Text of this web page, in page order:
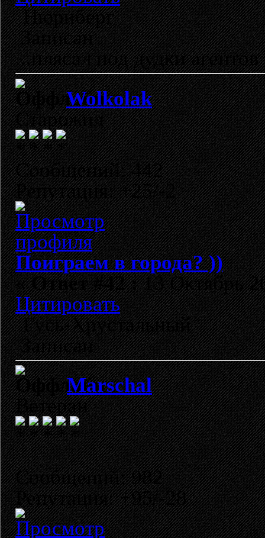
Нюрнберг
Записан
...плясал под дудки
Wolkolak
Старожил
Сообщений: 442
Репутация: +25/-2
Поиграем в города? ))
«Ответ #42 :13 Октябрь
Цитировать
Гусь-Хрустальный
Записан
Marschal
Ветеран
Сообщений: 982
Репутация: +95/-28